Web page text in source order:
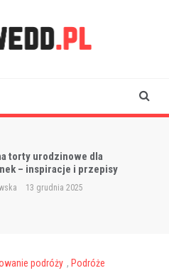
torty urodzinowe dla
– inspiracje i przepisy
13 grudnia 2025
podróży , Podróże